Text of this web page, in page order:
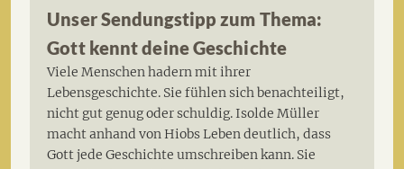
Unser Sendungstipp zum Thema:
Gott kennt deine Geschichte
Viele Menschen hadern mit ihrer
Lebensgeschichte. Sie fühlen sich benachteiligt,
nicht gut genug oder schuldig. Isolde Müller
macht anhand von Hiobs Leben deutlich, dass
Gott jede Geschichte umschreiben kann. Sie